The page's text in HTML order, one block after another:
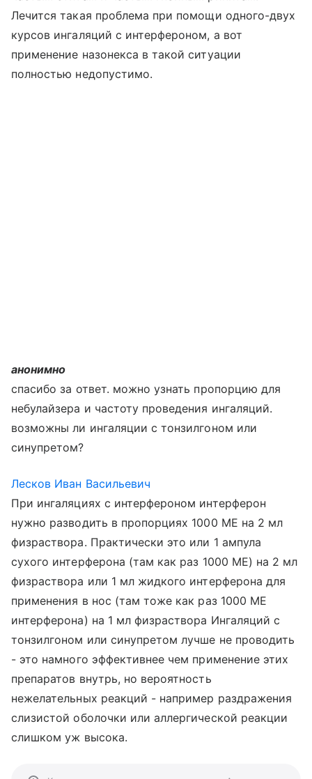
Лечится такая проблема при помощи одного-двух
курсов ингаляций с интерфероном, а вот
применение назонекса в такой ситуации
полностью недопустимо.
анонимно
спасибо за ответ. можно узнать пропорцию для
небулайзера и частоту проведения ингаляций.
возможны ли ингаляции с тонзилгоном или
синупретом?
Лесков Иван Васильевич
При ингаляциях с интерфероном интерферон
нужно разводить в пропорциях 1000 МЕ на 2 мл
физраствора. Практически это или 1 ампула
сухого интерферона (там как раз 1000 МЕ) на 2 мл
физраствора или 1 мл жидкого интерферона для
применения в нос (там тоже как раз 1000 МЕ
интерферона) на 1 мл физраствора Ингаляций с
тонзилгоном или синупретом лучше не проводить
- это намного эффективнее чем применение этих
препаратов внутрь, но вероятность
нежелательных реакций - например раздражения
слизистой оболочки или аллергической реакции
слишком уж высока.